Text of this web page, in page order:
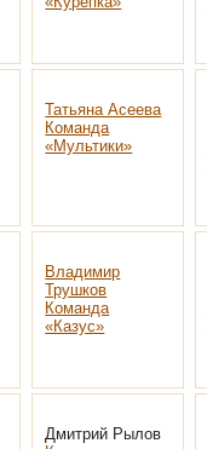
Татьяна Асеева
Команда
«Мультики»
Владимир
Трушков
Команда
«Казус»
Дмитрий Рылов